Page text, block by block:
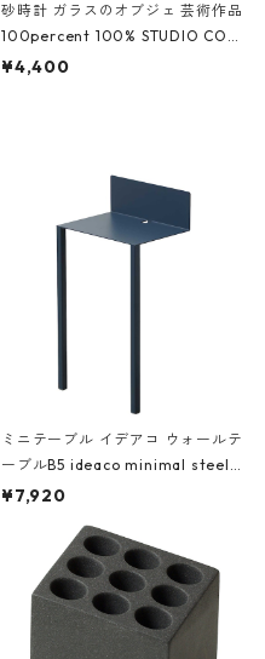
砂時計 ガラスのオブジェ 芸術作品
100percent 100% STUDIO COH
AKU Timeless 100パーセント ス
¥4,400
ミニテーブル イデアコ ウォールテ
ーブルB5 ideaco minimal steel f
urniture WALL Table B5 ネイビー
¥7,920